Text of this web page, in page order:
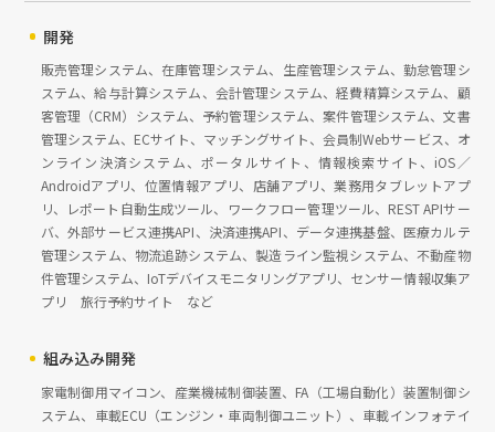
開発
販売管理システム、在庫管理システム、生産管理システム、勤怠管理シ
ステム、給与計算システム、会計管理システム、経費精算システム、顧
客管理（CRM）システム、予約管理システム、案件管理システム、文書
管理システム、ECサイト、マッチングサイト、会員制Webサービス、オ
ンライン決済システム、ポータルサイト、情報検索サイト、iOS／
Androidアプリ、位置情報アプリ、店舗アプリ、業務用タブレットアプ
リ、レポート自動生成ツール、ワークフロー管理ツール、REST APIサー
バ、外部サービス連携API、決済連携API、データ連携基盤、医療カルテ
管理システム、物流追跡システム、製造ライン監視システム、不動産物
件管理システム、IoTデバイスモニタリングアプリ、センサー情報収集ア
プリ 旅行予約サイト など
組み込み開発
家電制御用マイコン、産業機械制御装置、FA（工場自動化）装置制御シ
ステム、車載ECU（エンジン・車両制御ユニット）、車載インフォテイ